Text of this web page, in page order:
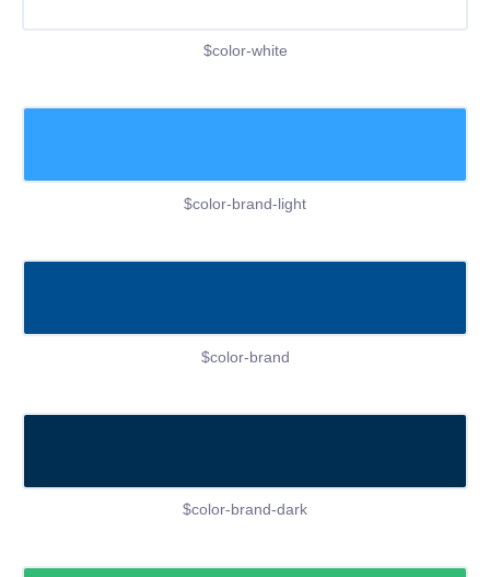
$color-white
$color-brand-light
$color-brand
$color-brand-dark